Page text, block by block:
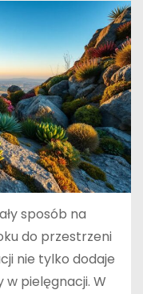
sposób na
do przestrzeni
nie tylko dodaje
pielęgnacji. W